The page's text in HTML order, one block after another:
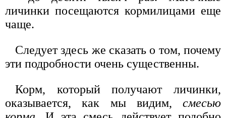
личинки посещаются кормилицами еще
чаще.
Следует здесь же сказать о том, почему
эти подробности очень существенны.
Корм, который получают личинки,
оказывается, как мы видим, смесью